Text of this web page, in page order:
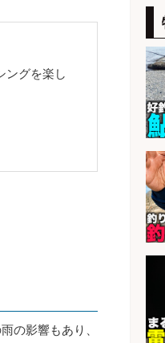
ングを楽し
の影響もあり、